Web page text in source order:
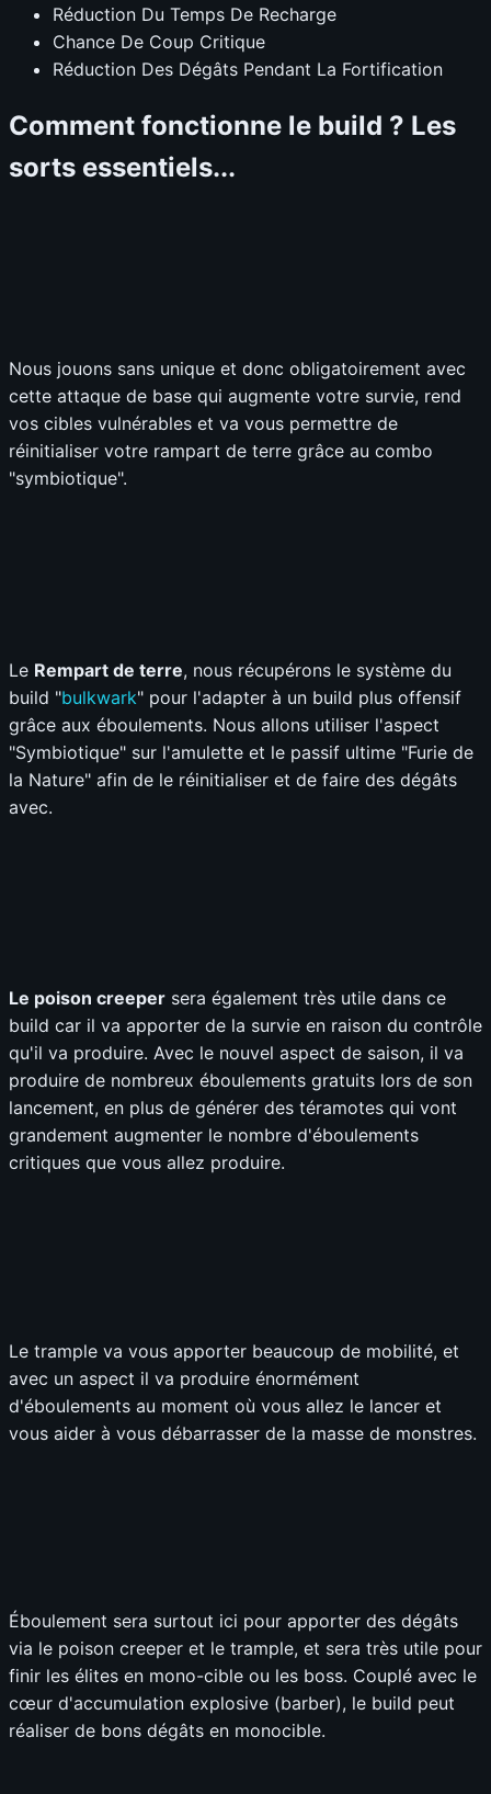
Réduction Du Temps De Recharge
Chance De Coup Critique
Réduction Des Dégâts Pendant La Fortification
Comment fonctionne le build ? Les
sorts essentiels...
Nous jouons sans unique et donc obligatoirement avec
cette attaque de base qui augmente votre survie, rend
vos cibles vulnérables et va vous permettre de
réinitialiser votre rampart de terre grâce au combo
"symbiotique".
Le Rempart de terre, nous récupérons le système du
build "bulkwark" pour l'adapter à un build plus offensif
grâce aux éboulements. Nous allons utiliser l'aspect
"Symbiotique" sur l'amulette et le passif ultime "Furie de
la Nature" afin de le réinitialiser et de faire des dégâts
avec.
Le poison creeper sera également très utile dans ce
build car il va apporter de la survie en raison du contrôle
qu'il va produire. Avec le nouvel aspect de saison, il va
produire de nombreux éboulements gratuits lors de son
lancement, en plus de générer des téramotes qui vont
grandement augmenter le nombre d'éboulements
critiques que vous allez produire.
Le trample va vous apporter beaucoup de mobilité, et
avec un aspect il va produire énormément
d'éboulements au moment où vous allez le lancer et
vous aider à vous débarrasser de la masse de monstres.
Éboulement sera surtout ici pour apporter des dégâts
via le poison creeper et le trample, et sera très utile pour
finir les élites en mono-cible ou les boss. Couplé avec le
cœur d'accumulation explosive (barber), le build peut
réaliser de bons dégâts en monocible.